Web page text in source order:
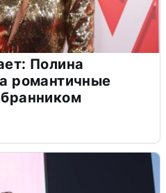
Полина
романтичные